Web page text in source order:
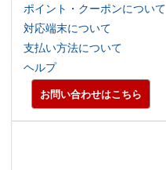
ポイント・クーポンについて
対応端末について
支払い方法について
ヘルプ
お問い合わせはこちら